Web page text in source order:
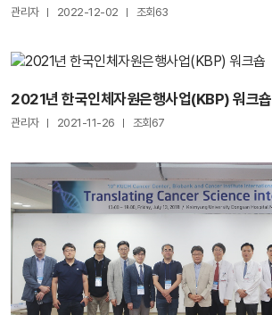
관리자 2022-12-02 조회63
2021년 한국인체자원은행사업(KBP) 워크숍
관리자 2021-11-26 조회67